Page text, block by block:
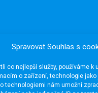
Spravovat Souhlas s
co nejlepší služby, používáme k
o zařízení, technologie
technologiemi nám umožní